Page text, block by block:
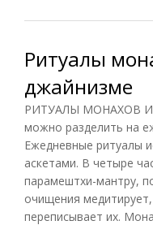
Ритуалы
джайнизме
РИТУАЛЫ МОНАХОВ
можно разделить на
Ежедневные ритуалы
аскетами. В четыре
парамештхи-мантру,
очищения
переписывает их.